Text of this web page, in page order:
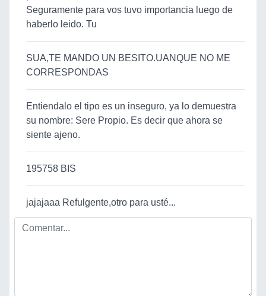
Seguramente para vos tuvo importancia luego de
haberlo leido. Tu
SUA,TE MANDO UN BESITO.UANQUE NO ME
CORRESPONDAS
Entiendalo el tipo es un inseguro, ya lo demuestra
su nombre: Sere Propio. Es decir que ahora se
siente ajeno.
195758 BIS
jajajaaa Refulgente,otro para usté...